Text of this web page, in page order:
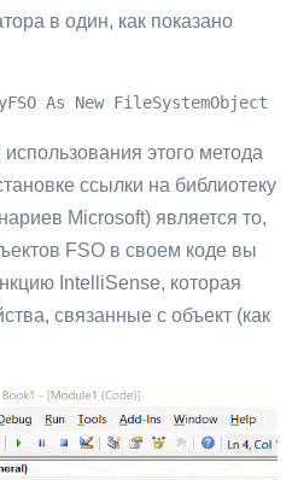
в один, как показано
As New FileSystemObject
этого метода
ссылки на библиотеку
Microsoft) является то,
FSO в своем коде вы
IntelliSense, которая
связанные с объект (как